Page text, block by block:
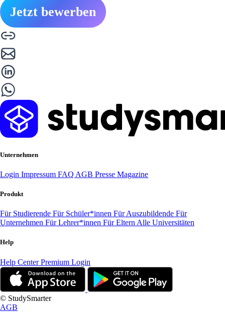
Jetzt bewerben
Unternehmen
Login Impressum FAQ AGB Presse Magazine
Produkt
Für Studierende Für Schüler*innen Für Auszubildende Für
Unternehmen Für Lehrer*innen Für Eltern Alle Universitäten
Help
Help CenterPremium Login
© StudySmarter
AGB